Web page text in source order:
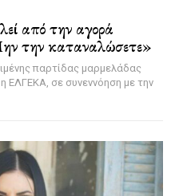
από την αγορά
την καταναλώσετε»
παρτίδας μαρμελάδας
σε συνεννόηση με την